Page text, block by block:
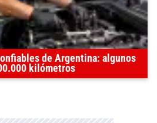
de Argentina: algunos
kilómetros